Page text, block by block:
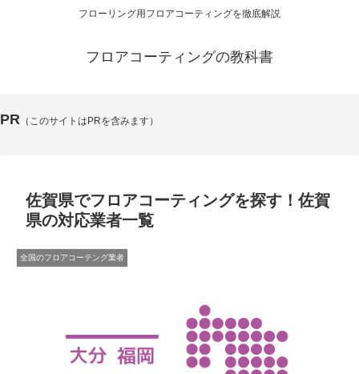
フローリング用フロアコーティングを徹底解説
フロアコーティングの教科書
PR （このサイトはPRを含みます）
佐賀県でフロアコーティングを探す！佐賀
県の対応業者一覧
全国のフロアコーテング業者